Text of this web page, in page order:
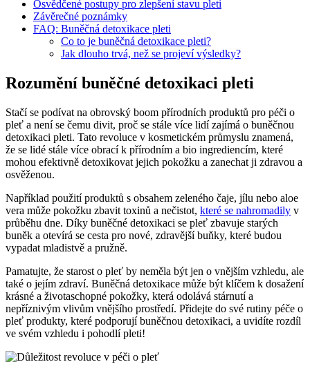
Osvědčené postupy pro zlepšení ‍stavu pleti
Závěrečné poznámky
FAQ: Buněčná detoxikace pleti
Co to je buněčná detoxikace pleti?
Jak dlouho trvá, než se projeví výsledky?
Rozumění buněčné detoxikaci pleti
Stačí se podívat ⁤na obrovský boom přírodních produktů pro péči ‌o⁢
pleť a není se čemu divit, proč‌ se stále více lidí zajímá o buněčnou
detoxikaci ‍pleti. Tato revoluce v⁢ kosmetickém průmyslu znamená,
že ‌se lidé stále více obrací k přírodním a ⁤bio ingrediencím, které
mohou efektivně detoxikovat jejich‌ pokožku a zanechat ji zdravou‍ a
osvěženou.
Například použití produktů ​s obsahem zeleného čaje, jílu nebo aloe
vera⁤ může pokožku zbavit toxinů a nečistot, které se nahromadily ‍ v
průběhu‌ dne. Díky ‍buněčné detoxikaci⁣ se pleť‌ zbavuje starých
buněk a otevírá ‍se cesta pro nové, zdravější buňky, které budou
vypadat mladistvě ⁤a pružně.
Pamatujte, že starost o ⁤pleť by⁣ neměla být jen o vnějším vzhledu, ale‍
také o jejím zdraví. Buněčná detoxikace může být klíčem ⁢k dosažení
krásné a ⁤životaschopné pokožky, která odolává stárnutí a
nepříznivým vlivům vnějšího prostředí. Přidejte ⁣do své rutiny péče‌ o​
pleť‍ produkty, které podporují buněčnou detoxikaci, a uvidíte rozdíl
ve svém vzhledu ‍i pohodlí pleti!